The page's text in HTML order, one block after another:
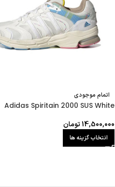
اتمام موجودی
Adidas Spiritain 2000 SUS White
14,500,000تومان
انتخاب گزینه ها